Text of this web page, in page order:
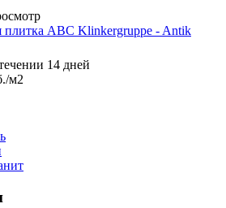
плитка ABC Klinkergruppe - Antik
14 дней
/м2